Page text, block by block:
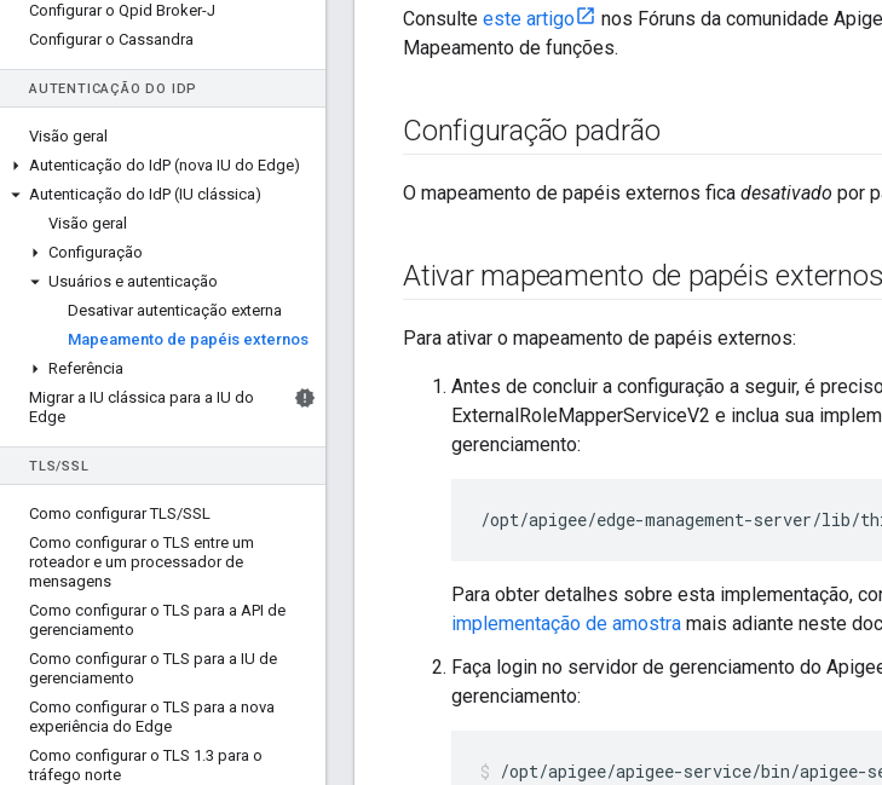
Configurar o Qpid Broker-J
Configurar o Cassandra
AUTENTICAÇÃO DO IDP
Visão geral
Autenticação do IdP (nova IU do Edge)
Autenticação do IdP (IU clássica)
Visão geral
Configuração
Usuários e autenticação
Desativar autenticação externa
Mapeamento de papéis externos
Referência
Migrar a IU clássica para a IU do
Edge
TLS/SSL
Como configurar TLS/SSL
Como configurar o TLS entre um
roteador e um processador de
mensagens
Como configurar o TLS para a API de
gerenciamento
Como configurar o TLS para a IU de
gerenciamento
Como configurar o TLS para a nova
experiência do Edge
Como configurar o TLS 1 .3 para o
tráfego norte
Consulte este artigo
nos Fóruns da comunidade
Mapeamento de funções.
Configuração padrão
O mapeamento de papéis externos fica desativado por
Ativar mapeamento de papéis externos
Para ativar o mapeamento de papéis externos:
Antes de concluir a configuração a seguir, é
ExternalRoleMapperServiceV2 e inclua sua
gerenciamento:
/opt/apigee/edge-management-server/lib/
Para obter detalhes sobre esta implementação,
implementação de amostra mais adiante neste
Faça login no servidor de gerenciamento do
gerenciamento:
/opt/apigee/apigee-service/bin/apigee-